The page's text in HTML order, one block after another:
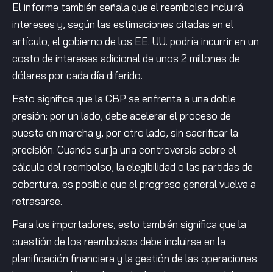
El informe también señala que el reembolso incluirá
intereses y, según las estimaciones citadas en el
artículo, el gobierno de los EE. UU. podría incurrir en un
costo de intereses adicional de unos 2 millones de
dólares por cada día diferido.
Esto significa que la CBP se enfrenta a una doble
presión: por un lado, debe acelerar el proceso de
puesta en marcha y, por otro lado, sin sacrificar la
precisión. Cuando surja una controversia sobre el
cálculo del reembolso, la elegibilidad o las partidas de
cobertura, es posible que el progreso general vuelva a
retrasarse.
Para los importadores, esto también significa que la
cuestión de los reembolsos debe incluirse en la
planificación financiera y la gestión de las operaciones